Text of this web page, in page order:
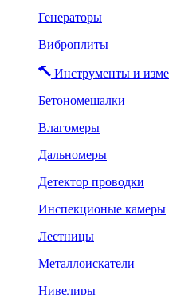
Генераторы
Виброплиты
Инструменты и
Бетономешалки
Влагомеры
Дальномеры
Детектор проводки
Инспекционые камеры
Лестницы
Металлоискатели
Нивелиры